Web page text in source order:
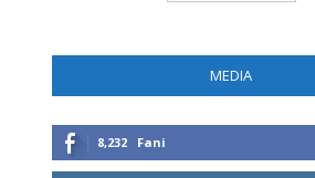
MEDIA
8,232 Fani